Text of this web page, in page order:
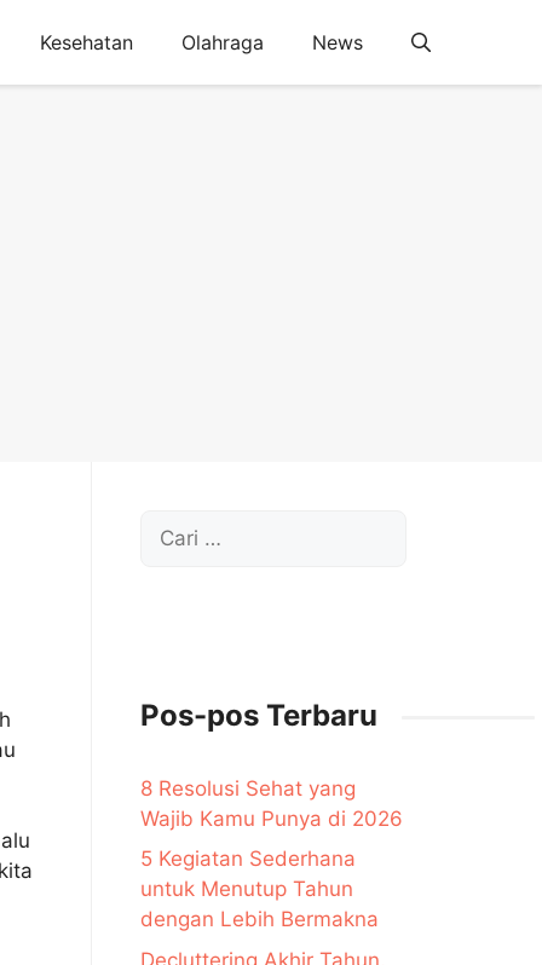
Kesehatan Olahraga News
untuk:
Pos-pos Terbaru
8 Resolusi Sehat yang
Wajib Kamu Punya di 2026
5 Kegiatan Sederhana
untuk Menutup Tahun
dengan Lebih Bermakna
Decluttering Akhir Tahun,